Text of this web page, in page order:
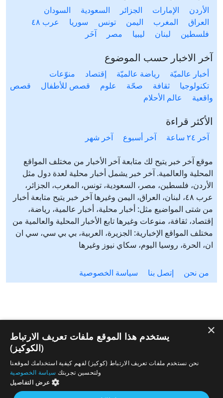
الأردن الإمارات الجزائر السعودية
السودان
العراق
المغرب اليمن تونس سوريا
عرب ٤٨
فلسطين
لبنان ليبيا مصر آخَر
آخر الاخبار حسب الموضوع
أخبار عالميّة رياضة عالميّة إقتصاد
منوّعات
تكنولوجيا
ثقافة صحّة علوم قصص للأطفال
قصص
واقعية
عالم الأحلام
الأكثر قراءة
آخر ٢٤ ساعة آخر أسبوع آخر شهر
موقع آخر خبر يتيح لك متابعة آخر الأخبار من مختلف المواقع
المحلية والعالمية. آخر خبر يشمل أخبار محلية لعدة دول مثل
الأردن، فلسطين، مصر، السعودية، تونس، المغرب، الجزائر،
عرب ٤٨، لبنان، العراق، اليمن وغيرها آخر خبر يتيح متابعة أخبار
من شتى المواضيع مثل: أخبار محلية، أخبار عالمية، رياضة،
إقتصاد، ثقافة، منوعات وغيرها تابع الأخبار المحلية والعالمية من
مختلف المواقع الإخبارية: الجزيرة، العربية، بي بي سي، سي ان
ان، الحرة، روسيا اليوم، سكاي نيوز وغيرها
من نحن إتصل بنا سياسة الخصوصية
×
يستخدم هذا الموقع ملفات تعريف الارتباط
(الكوكيز)
نحن نستخدم ملفات تعريف الارتباط (كوكيز) لفهم كيفية استخدامك لموقعنا
ولتحسين تجربتك سياسة الخصوصية
عرض التفاصيل